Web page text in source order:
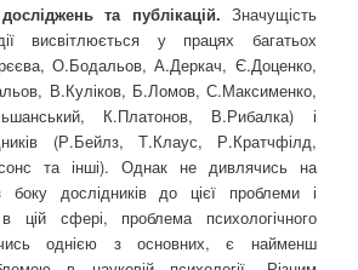
та публікацій. Значущість
висвітлюється у працях багатьох
О.Бодальов, А.Деркач, Є.Доценко,
В.Куліков, Б.Ломов, С.Максименко,
К.Платонов, В.Рибалка) і
(Р.Бейлз, Т.Клаус, Р.Кратчфілд,
та інші). Однак не дивлячись на
боку дослідників до цієї проблеми і
в цій сфері, проблема психологічного
однією з основних, є найменш